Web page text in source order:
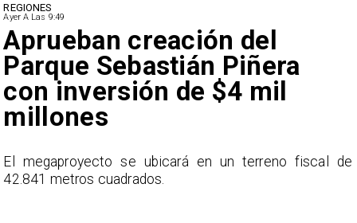
DEPORTES
Ayer A Las 9:49
Claudio Bravo baja la
euforia sobre fichaje de
Vozinha
En el programa ESPN F90 Chile, Claudio Bravo ofrece
una visión más moderada sobre las expectativas del